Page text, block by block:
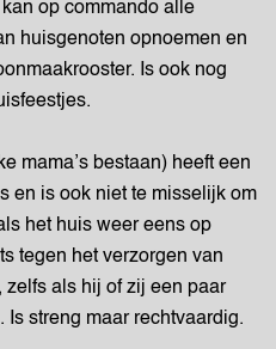
op commando alle
huisgenoten opnoemen en
Is ook nog
mama’s bestaan) heeft een
en is ook niet te misselijk om
het huis weer eens op
tegen het verzorgen van
als hij of zij een paar
Is streng maar rechtvaardig.